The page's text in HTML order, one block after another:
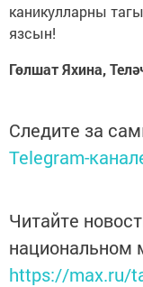
каникулларны
язсын!
Гөлшат Яхина,
Следите за
Telegram-
Читайте
национальном
https://max.ru/